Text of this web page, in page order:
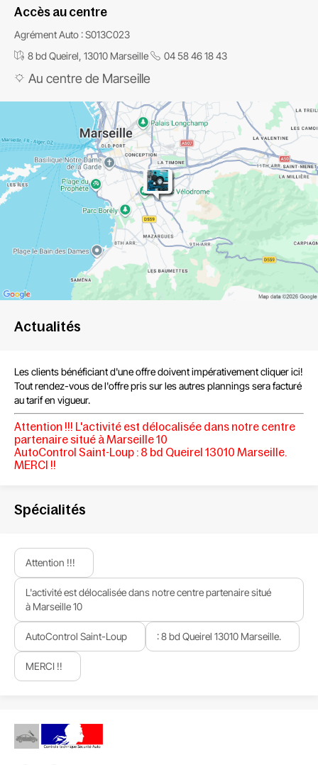
Accès au centre
Agrément Auto : S013C023
8 bd Queirel, 13010 Marseille
04 58 46 18 43
Au centre de Marseille
Actualités
Les clients bénéficiant d'une offredoivent impérativement cliquer ici!
Tout rendez-vous de l'offrepris sur les autres plannings sera facturé
au tarif en vigueur.
Attention !!! L'activité est délocalisée dans notre centre
partenaire situé à Marseille 10
AutoControl Saint-Loup : 8 bd Queirel 13010 Marseille.
MERCI !!
Spécialités
Attention !!!
L'activité est délocalisée dans notre centre partenaire situé
à Marseille 10
AutoControl Saint-Loup : 8 bd Queirel 13010 Marseille.
MERCI !!